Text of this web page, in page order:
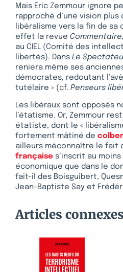
Mais Éric Zemmour ignore
rapproché d’une vision
libéralisme vers la fin de
effet la revue Commentaire,
au CIEL (Comité des
libertés). Dans Le
reniera même ses
démocrates, redoutant
tutélaire » (cf. Penseurs
Les libéraux sont opposés
l’étatisme. Or, Zemmour
étatiste, dont le «
fortement mâtiné de
ailleurs méconnaître le fait
française s’inscrit au
économique que dans le
fait-il des Boisguibert,
Jean-Baptiste Say et
Articles